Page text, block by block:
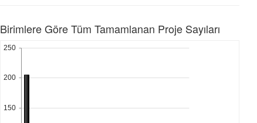
Birimlere Göre Tüm Tamamlanan Proje Sayıları
150
200
250